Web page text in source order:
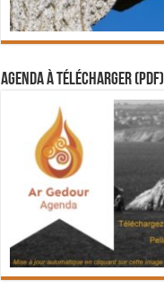
Agenda à télécharger (PDF)